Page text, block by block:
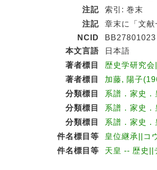
注記
索引: 巻末
注記
章末に「文
NCID
BB27801023
本文言語
日本語
著者標目
歴史学研究
著者標目
加藤, 陽子
分類標目
系譜．家史
分類標目
系譜．家史
分類標目
系譜．家史
件名標目等
皇位継承||コ
件名標目等
天皇 -- 歴史||